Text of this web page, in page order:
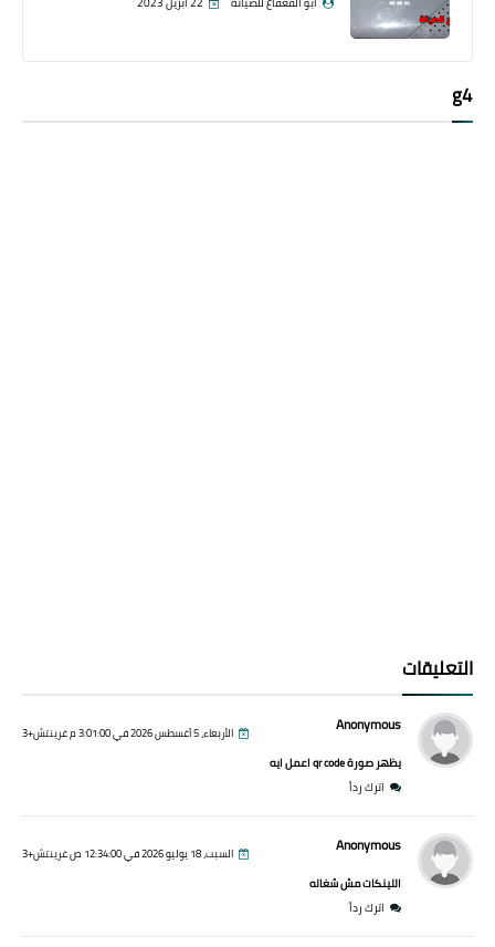
g4
التعليقات
Anonymous الأربعاء، 5 أغسطس 2026 في 3:01:00 م غرينتش+3
يظهر صورة qr code اعمل ايه
اترك رداً
Anonymous السبت، 18 يوليو 2026 في 12:34:00 ص غرينتش+3
اللينكات مش شغاله
اترك رداً